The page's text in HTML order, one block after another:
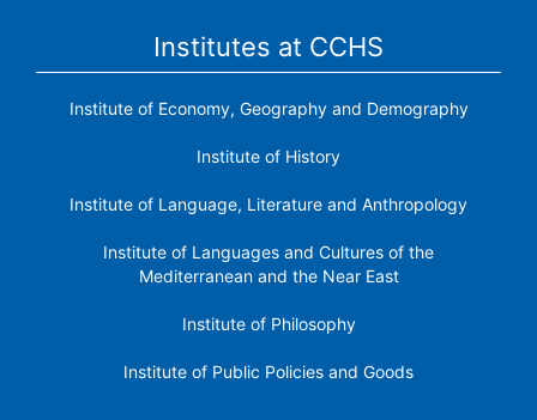
Institutes at CCHS
Institute of Economy, Geography and Demography
Institute of History
Institute of Language, Literature and Anthropology
Institute of Languages ​​and Cultures of the
Mediterranean and the Near East
Institute of Philosophy
Institute of Public Policies and Goods